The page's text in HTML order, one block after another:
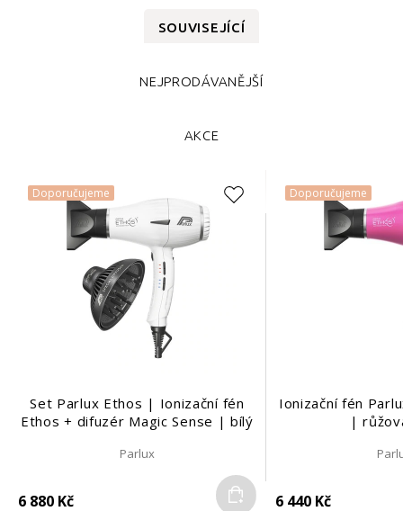
SOUVISEJÍCÍ
NEJPRODÁVANĚJŠÍ
AKCE
Doporučujeme
Set Parlux Ethos | Ionizační fén
Ethos + difuzér Magic Sense | bílý
Parlux
6 880 Kč Do košíku
Doporučujeme
Ionizační fén
|
6 440 Kč